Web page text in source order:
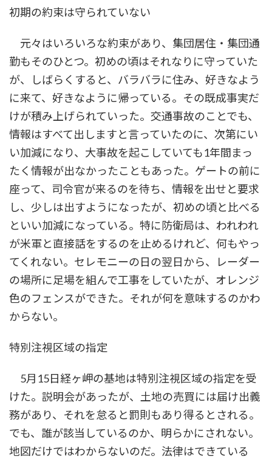
初期の約束は守られていない
元々はいろいろな約束があり、集団居住・集団通
勤もそのひとつ。初めの頃はそれなりに守っていた
が、しばらくすると、バラバラに住み、好きなよう
に来て、好きなように帰っている。その既成事実だ
けが積み上げられていった。交通事故のことでも、
情報はすべて出しますと言っていたのに、次第にい
い加減になり、大事故を起こしていても1年間まっ
たく情報が出なかったこともあった。ゲートの前に
座って、司令官が来るのを待ち、情報を出せと要求
し、少しは出すようになったが、初めの頃と比べる
といい加減になっている。特に防衛局は、われわれ
が米軍と直接話をするのを止めるけれど、何もやっ
てくれない。セレモニーの日の翌日から、レーダー
の場所に足場を組んで工事をしていたが、オレンジ
色のフェンスができた。それが何を意味するのかわ
からない。
特別注視区域の指定
5月15日経ヶ岬の基地は特別注視区域の指定を受
けた。説明会があったが、土地の売買には届け出義
務があり、それを怠ると罰則もあり得るとされる。
でも、誰が該当しているのか、明らかにされない。
地図だけではわからないのだ。法律はできている